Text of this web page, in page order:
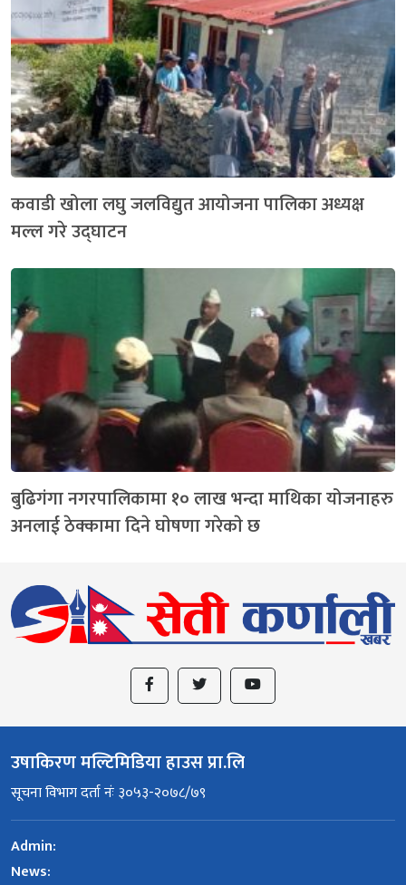
कवाडी खोला लघु जलविद्युत आयोजना पालिका अध्यक्ष
मल्ल गरे उद्घाटन
बुढिगंगा नगरपालिकामा १० लाख भन्दा माथिका योजनाहरु
अनलाई ठेक्कामा दिने घाेषणा गरेकाे छ
उषाकिरण मल्टिमिडिया हाउस प्रा.लि
सूचना विभाग दर्ता नंः ३०५३-२०७८/७९
Admin:
News: